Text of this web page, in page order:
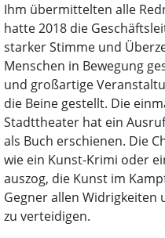
Ihm übermittelten alle
hatte 2018 die
starker Stimme und
Menschen in Bewegung
und großartige
die Beine gestellt. Die
Stadttheater hat ein
als Buch erschienen. Die
wie ein Kunst-Krimi oder
auszog, die Kunst im
Gegner allen Widrigkeiten
zu verteidigen.